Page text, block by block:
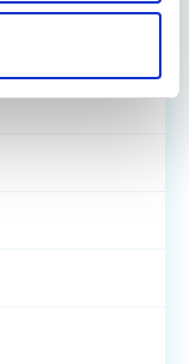
ongelukken
Klassikaal